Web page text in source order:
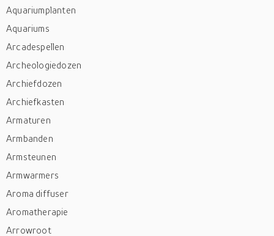
Aquariumplanten
Aquariums
Arcadespellen
Archeologiedozen
Archiefdozen
Archiefkasten
Armaturen
Armbanden
Armsteunen
Armwarmers
Aroma diffuser
Aromatherapie
Arrowroot